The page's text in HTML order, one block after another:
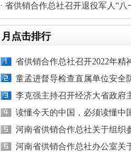
· 省供销合作总社召开退役军人“八
月点击排行
省供销合作总社召开2022年精
童孟进督导检查直属单位安全
李克强主持召开经济大省政府
读懂今天的中国，必须读懂
河南省供销合作总社关于组织
河南省供销合作总社办公室关